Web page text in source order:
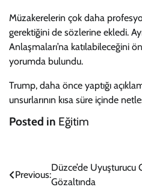
Müzakerelerin çok daha
gerektiğini de sözlerine ekledi.
Anlaşmaları’na katılabileceğini
yorumda bulundu.
Trump, daha önce yaptığı
unsurlarının kısa süre içinde
Posted in Eğitim
Yazı
Previous:
Düzce’de
Gözaltında